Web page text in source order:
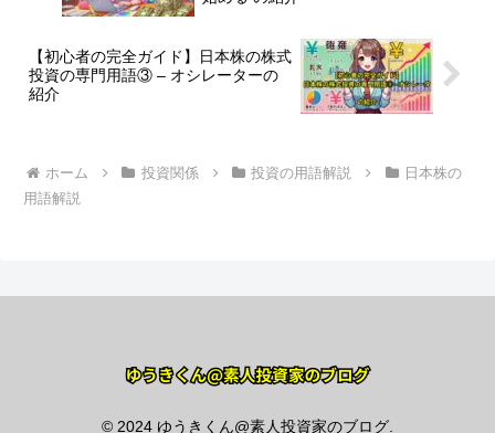
【初心者の完全ガイド】日本株の株式
投資の専門用語③ – オシレーターの
紹介
ホーム 投資関係 投資の用語解説
日本株の
用語解説
© 2024 ゆうきくん@素人投資家のブログ.